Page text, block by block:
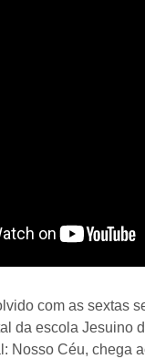
com as sextas
da escola Jesuino
Nosso Céu, chega